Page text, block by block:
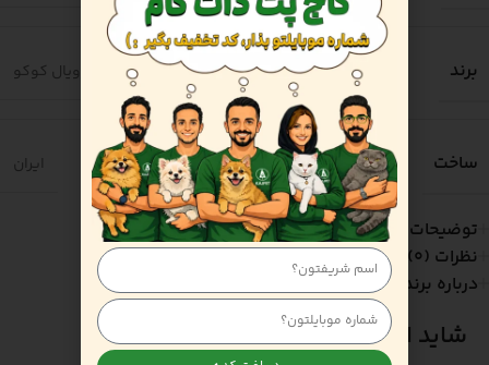
برند رویال کوکو
ساخت ایران
توضیحات
نظرات (0)
درباره برند
شاید اینا هم به دردتون بخوره!